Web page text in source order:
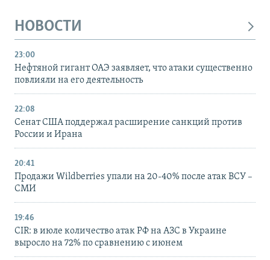
НОВОСТИ
23:00
Нефтяной гигант ОАЭ заявляет, что атаки существенно
повлияли на его деятельность
22:08
Сенат США поддержал расширение санкций против
России и Ирана
20:41
Продажи Wildberries упали на 20-40% после атак ВСУ –
СМИ
19:46
CIR: в июле количество атак РФ на АЗС в Украине
выросло на 72% по сравнению с июнем